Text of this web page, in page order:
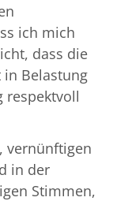
ich mich
dass die
in Belastung
respektvoll
vernünftigen
in der
Stimmen,